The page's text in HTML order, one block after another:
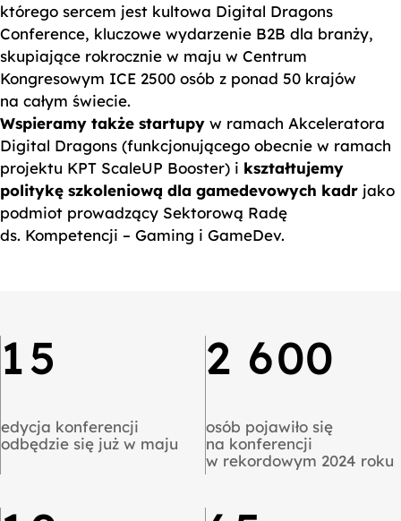
którego sercem jest kultowa Digital Dragons
Conference, kluczowe wydarzenie B2B dla branży,
skupiające rokrocznie w maju w Centrum
Kongresowym ICE 2500 osób z ponad 50 krajów
na całym świecie.
Wspieramy także startupy w ramach Akceleratora
Digital Dragons (funkcjonującego obecnie w ramach
projektu KPT ScaleUP Booster) i kształtujemy
politykę szkoleniową dla gamedevowych kadr jako
podmiot prowadzący Sektorową Radę
ds. Kompetencji – Gaming i GameDev.
1
3
0
1
2
5
7
edycja konferencji
odbędzie się już w maju
2
4
5
0
1
2
3
6
8
0
0
0
0
0
osób pojawiło się
na konferencji
w rekordowym 2024 roku
0
0
2
4
5
1
3
4